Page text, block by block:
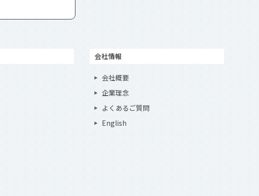
会社情報
会社概要
企業理念
よくあるご質問
English